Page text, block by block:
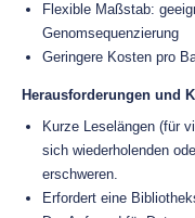
Flexible Maßstab:
Genomsequenzierung
Geringere Kosten pro
Herausforderungen und
Kurze Leselängen (für
sich wiederholenden
erschweren.
Erfordert eine